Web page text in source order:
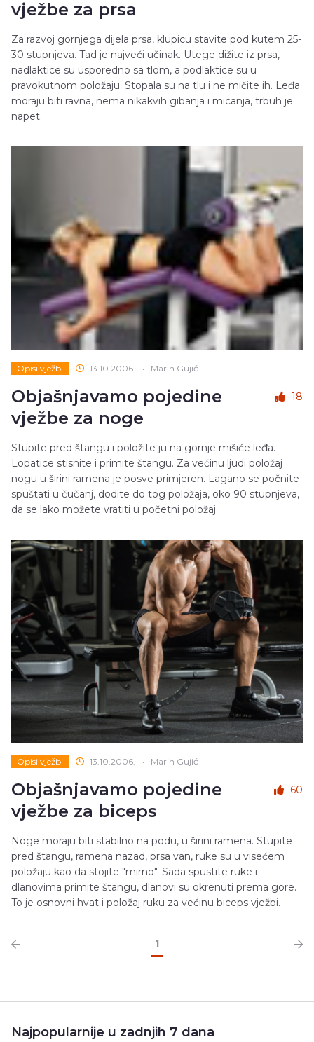
vježbe za prsa
Za razvoj gornjega dijela prsa, klupicu stavite pod kutem 25-
30 stupnjeva. Tad je najveći učinak. Utege dižite iz prsa,
nadlaktice su usporedno sa tlom, a podlaktice su u
pravokutnom položaju. Stopala su na tlu i ne mičite ih. Leđa
moraju biti ravna, nema nikakvih gibanja i micanja, trbuh je
napet.
Opisi vježbi 13.10.2006. • Marin Gujić
Objašnjavamo pojedine
vježbe za noge
18
Stupite pred štangu i položite ju na gornje mišiće leđa.
Lopatice stisnite i primite štangu. Za većinu ljudi položaj
nogu u širini ramena je posve primjeren. Lagano se počnite
spuštati u čučanj, dodite do tog položaja, oko 90 stupnjeva,
da se lako možete vratiti u početni položaj.
Opisi vježbi 13.10.2006. • Marin Gujić
Objašnjavamo pojedine
vježbe za biceps
60
Noge moraju biti stabilno na podu, u širini ramena. Stupite
pred štangu, ramena nazad, prsa van, ruke su u visećem
položaju kao da stojite "mirno". Sada spustite ruke i
dlanovima primite štangu, dlanovi su okrenuti prema gore.
To je osnovni hvat i položaj ruku za većinu biceps vježbi.
1
Najpopularnije u zadnjih 7 dana